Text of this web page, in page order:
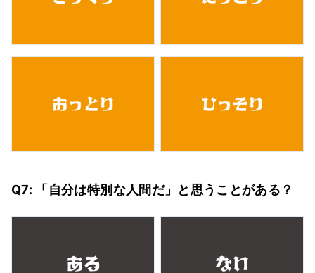
Q7: 「自分は特別な人間だ」と思うことがある？